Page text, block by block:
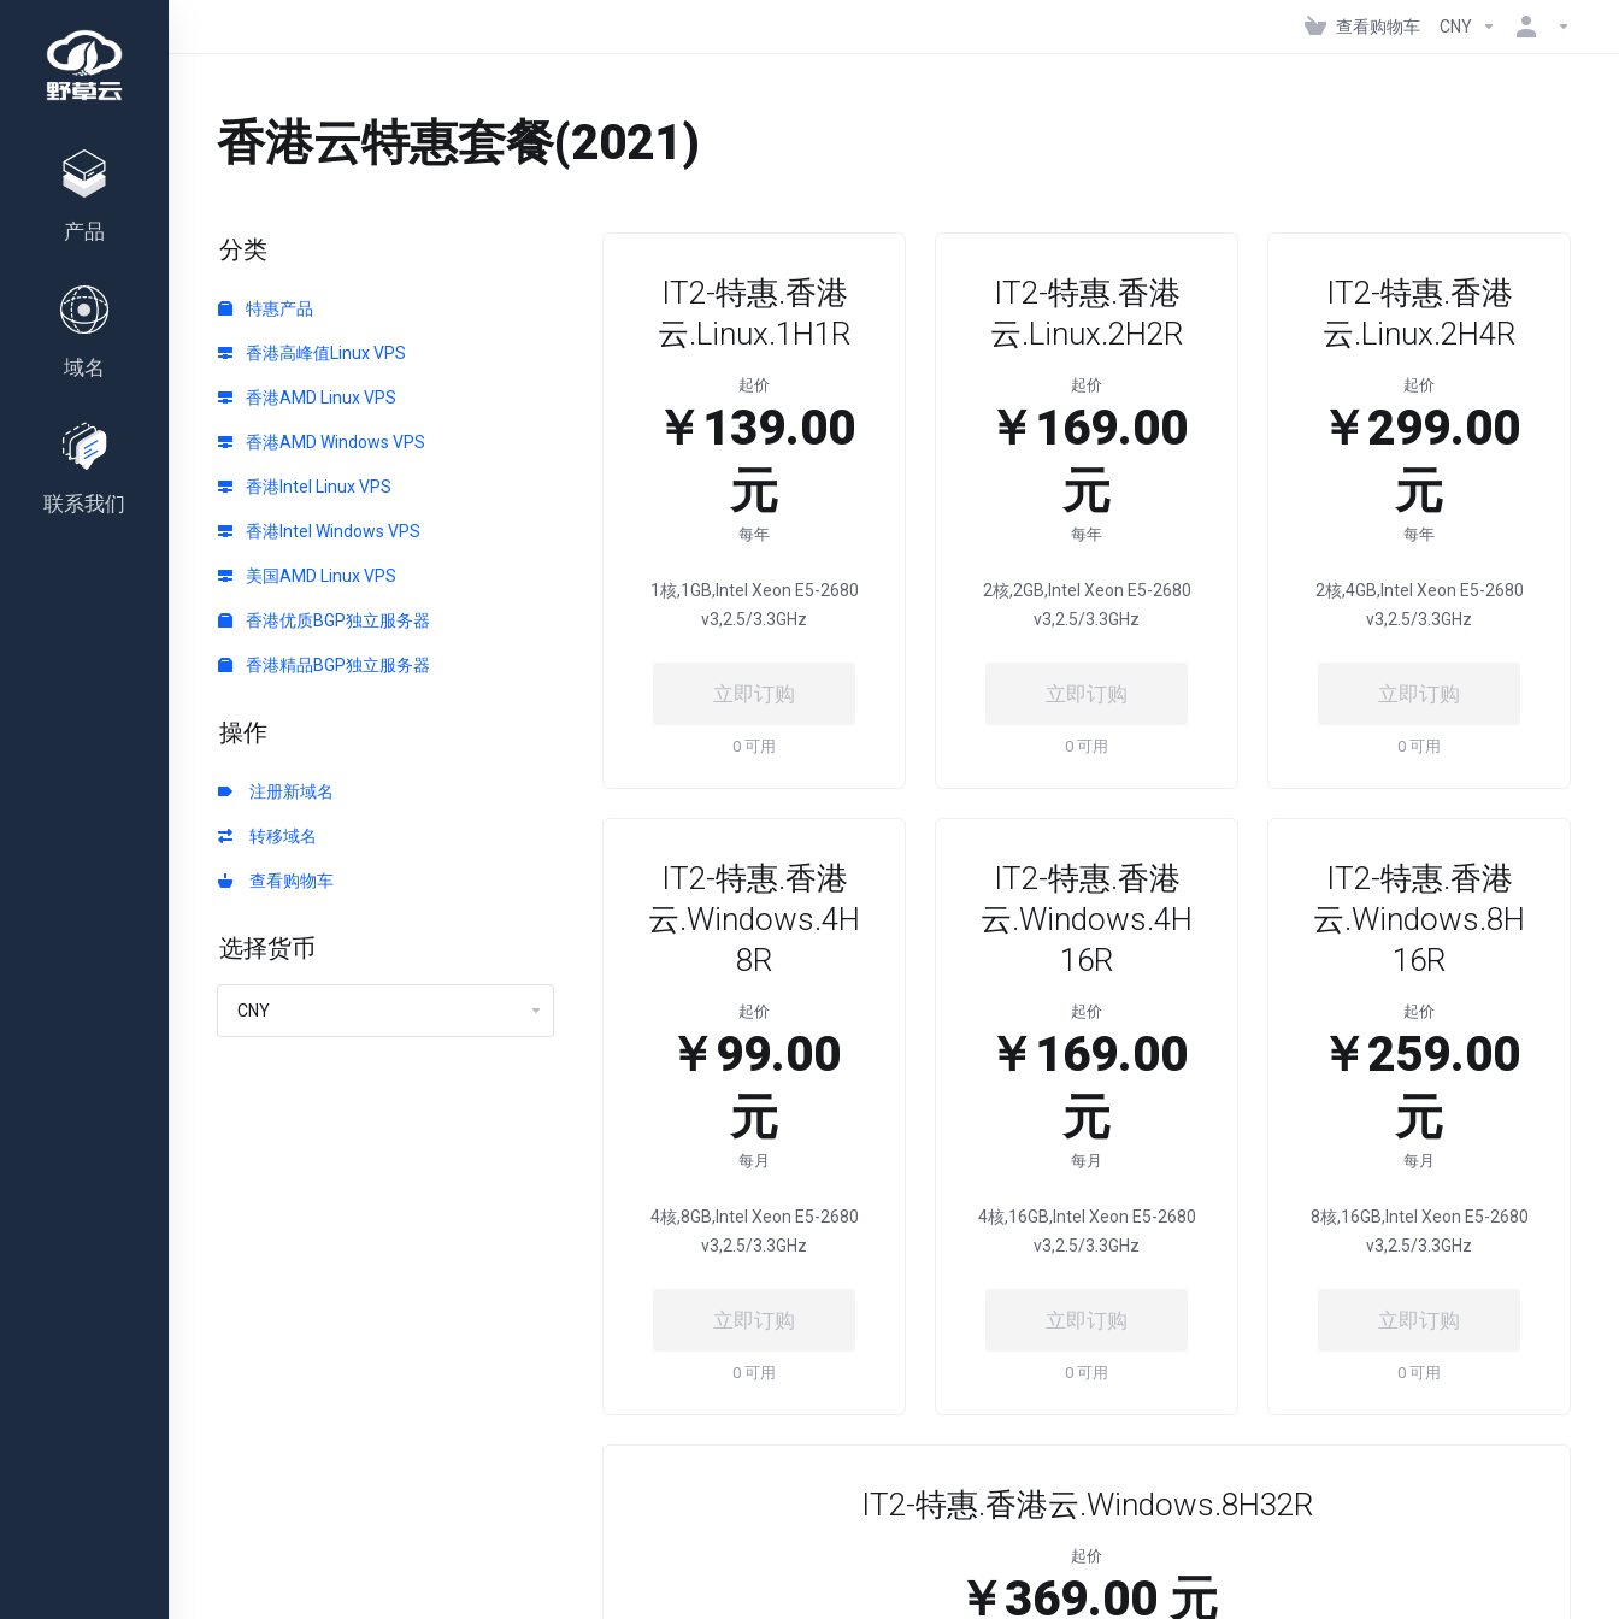
产品
域名
联系我们
查看购物车 CNY
香港云特惠套餐(2021)
分类
特惠产品
香港高峰值Linux VPS
香港AMD Linux VPS
香港AMD Windows VPS
香港Intel Linux VPS
香港Intel Windows VPS
美国AMD Linux VPS
香港优质BGP独立服务器
香港精品BGP独立服务器
操作
注册新域名
转移域名
查看购物车
选择货币
IT2-特惠.香港
云.Linux.1H1R
起价
￥139.00
元
每年
1核,1GB,Intel Xeon E5-2680
v3,2.5/3.3GHz
立即订购
0 可用
IT2-特惠.香港
云.Linux.2H2R
起价
￥169.00
元
每年
2核,2GB,Intel Xeon E5-2680
v3,2.5/3.3GHz
立即订购
0 可用
IT2-特惠.香港
云.Linux.2H4R
起价
￥299.00
元
每年
2核,4GB,Intel Xeon E5-2680
v3,2.5/3.3GHz
立即订购
0 可用
IT2-特惠.香港
云.Windows.4H
8R
起价
￥99.00
元
每月
4核,8GB,Intel Xeon E5-2680
v3,2.5/3.3GHz
立即订购
0 可用
IT2-特惠.香港
云.Windows.4H
16R
起价
￥169.00
元
每月
4核,16GB,Intel Xeon E5-2680
v3,2.5/3.3GHz
立即订购
0 可用
IT2-特惠.香港
云.Windows.8H
16R
起价
￥259.00
元
每月
8核,16GB,Intel Xeon E5-2680
v3,2.5/3.3GHz
立即订购
0 可用
IT2-特惠.香港云.Windows.8H32R
起价
￥369.00 元